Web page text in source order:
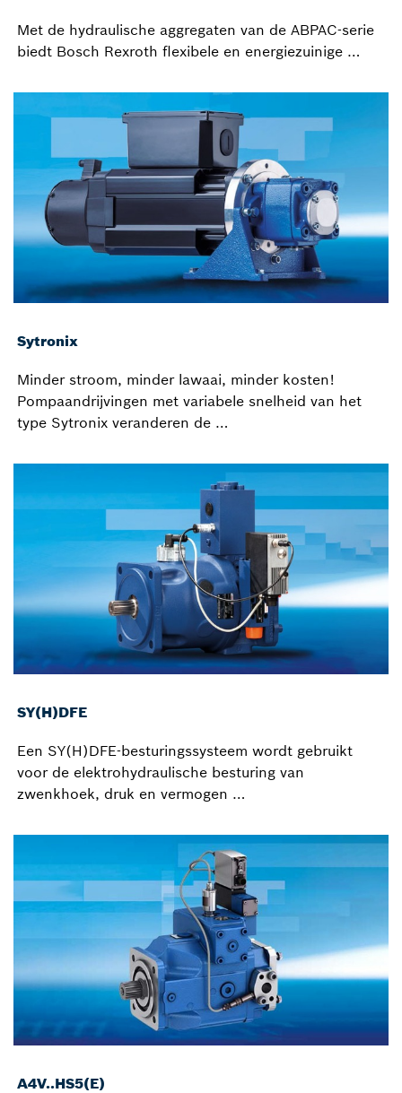
Met de hydraulische aggregaten van de ABPAC-serie
biedt Bosch Rexroth flexibele en energiezuinige …
Sytronix
Minder stroom, minder lawaai, minder kosten!
Pompaandrijvingen met variabele snelheid van het
type Sytronix veranderen de …
SY(H)DFE
Een SY(H)DFE-besturingssysteem wordt gebruikt
voor de elektrohydraulische besturing van
zwenkhoek, druk en vermogen …
A4V..HS5(E)